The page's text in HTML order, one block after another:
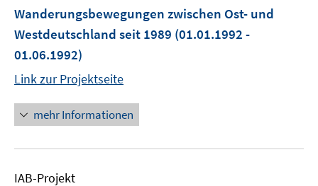
Wanderungsbewegungen zwischen Ost- und
Westdeutschland seit 1989 (01.01.1992 -
01.06.1992)
Link zur Projektseite
mehr Informationen
IAB-Projekt